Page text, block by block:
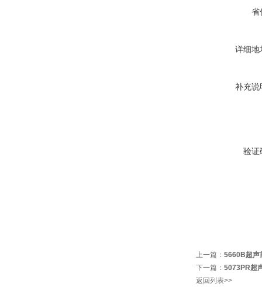
省
详细地
补充说
验证
上一篇： 5660B超声
下一篇： 5073PR超
返回列表>>